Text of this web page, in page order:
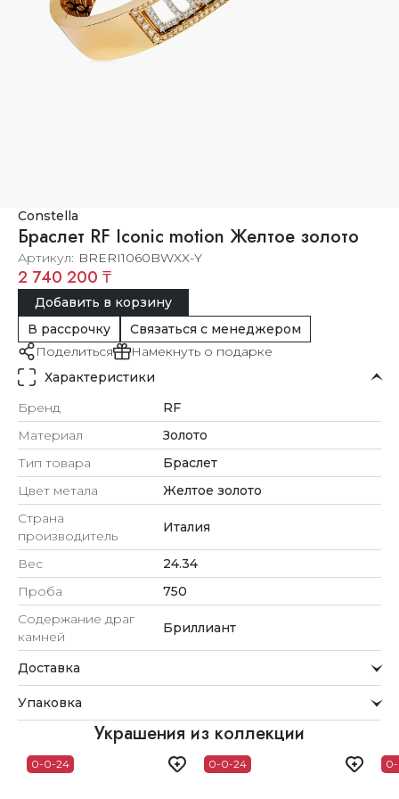
Constella
Браслет RF Iconic motion Желтое золото
Артикул BRERI1060BWXX-Y
2 740 200 ₸
Добавить в корзину
В рассрочку
Связаться с менеджером
Поделиться
Намекнуть о подарке
Характеристики
Бренд
RF
Материал
Золото
Тип товара
Браслет
Цвет метала
Желтое золото
Страна
производитель
Италия
Вес
24.34
Проба
750
Содержание драг
камней
Бриллиант
Доставка
Мы стремимся обрабатывать заказы максимально
быстро и доставлять их прямо до вашей двери в
удобное для вас время.
Доставка
Упаковка
Внимание к деталям
Каждое украшение проходит тщательную проверку
перед отправкой.
Украшения из коллекции
0-0-24 0-0-24